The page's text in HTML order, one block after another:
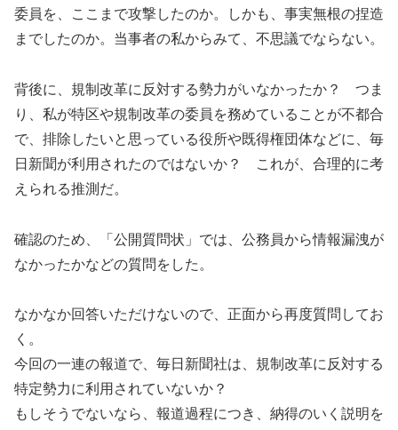
委員を、ここまで攻撃したのか。しかも、事実無根の捏造
までしたのか。当事者の私からみて、不思議でならない。
背後に、規制改革に反対する勢力がいなかったか？ つま
り、私が特区や規制改革の委員を務めていることが不都合
で、排除したいと思っている役所や既得権団体などに、毎
日新聞が利用されたのではないか？ これが、合理的に考
えられる推測だ。
確認のため、「公開質問状」では、公務員から情報漏洩が
なかったかなどの質問をした。
なかなか回答いただけないので、正面から再度質問してお
く。
今回の一連の報道で、毎日新聞社は、規制改革に反対する
特定勢力に利用されていないか？
もしそうでないなら、報道過程につき、納得のいく説明を